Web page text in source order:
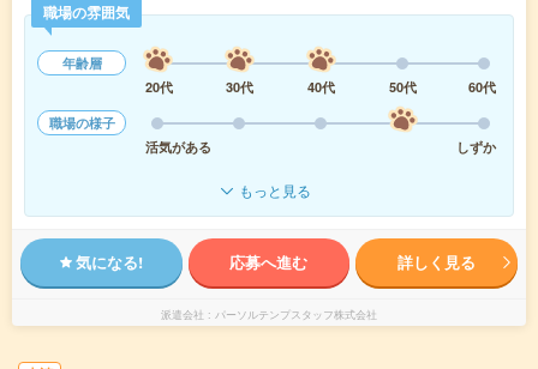
職場の雰囲気
年齢層
20代
30代 40代 50代
60代
職場の様子
活気がある
しずか
もっと見る
気になる! 応募へ進む 詳しく見る
派遣会社 パーソルテンプスタッフ株式会社